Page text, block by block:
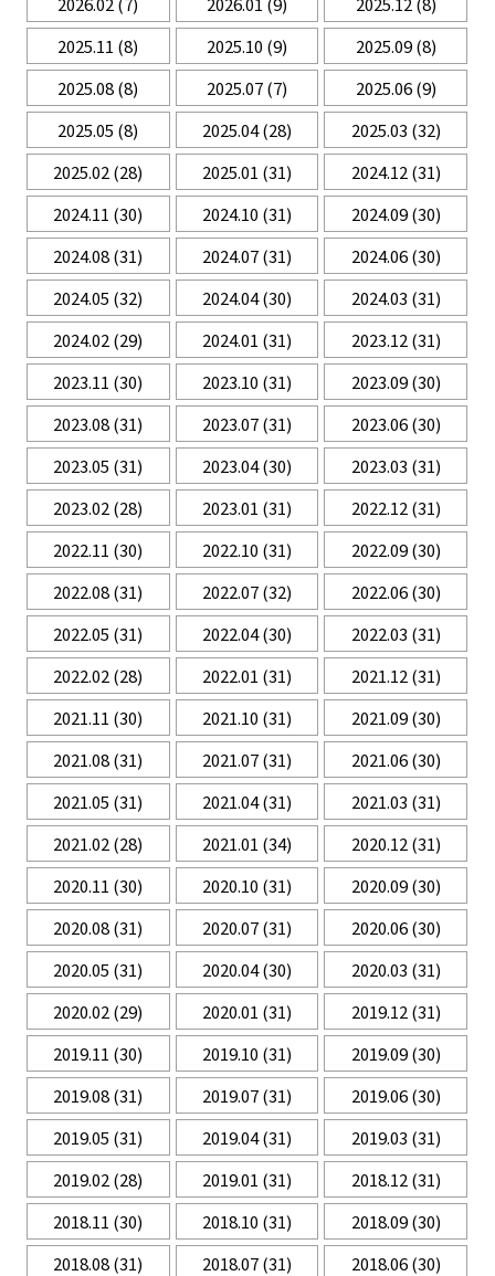
2025.11 (8) 2025.10 (9) 2025.09(8)
2025.08(8) 2025.07(7) 2025.06(9)
2025.05 (8) 2025.04(28) 2025.03 (32)
2025.02(28) 2025.01 (31) 2024.12(31)
2024.11 (30) 2024.10 (31) 2024.09(30)
2024.08(31) 2024.07(31) 2024.06(30)
2024.05 (32) 2024.04(30) 2024.03 (31)
2024.02(29) 2024.01 (31) 2023.12(31)
2023.11 (30) 2023.10 (31) 2023.09(30)
2023.08(31) 2023.07(31) 2023.06(30)
2023.05 (31) 2023.04(30) 2023.03 (31)
2023.02(28) 2023.01 (31) 2022.12(31)
2022.11 (30) 2022.10 (31) 2022.09(30)
2022.08(31) 2022.07(32) 2022.06(30)
2022.05 (31) 2022.04(30) 2022.03 (31)
2022.02(28) 2022.01 (31) 2021.12(31)
2021.11 (30) 2021.10 (31) 2021.09(30)
2021.08(31) 2021.07(31) 2021.06(30)
2021.05 (31) 2021.04(31) 2021.03 (31)
2021.02(28) 2021.01 (34) 2020.12(31)
2020.11 (30) 2020.10 (31) 2020.09(30)
2020.08(31) 2020.07(31) 2020.06(30)
2020.05 (31) 2020.04(30) 2020.03 (31)
2020.02(29) 2020.01 (31) 2019.12(31)
2019.11 (30) 2019.10 (31) 2019.09(30)
2019.08(31) 2019.07(31) 2019.06(30)
2019.05 (31) 2019.04(31) 2019.03 (31)
2019.02(28) 2019.01 (31) 2018.12(31)
2018.11 (30) 2018.10 (31) 2018.09(30)
2018.08(31) 2018.07(31) 2018.06(30)